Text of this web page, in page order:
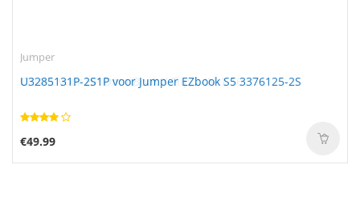
Jumper
U3285131P-2S1P voor Jumper EZbook S5 3376125-2S
€49.99